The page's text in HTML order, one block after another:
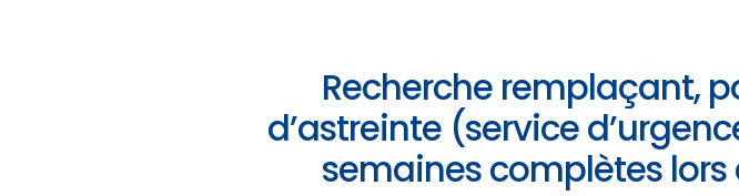
Recherche remplaçant,
d’astreinte (service
semaines complètes